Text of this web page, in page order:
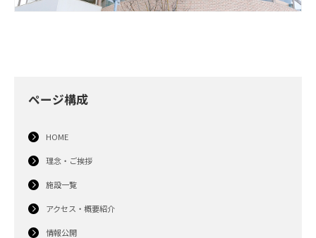
ページ構成
HOME
理念・ご挨拶
施設一覧
アクセス・概要紹介
情報公開